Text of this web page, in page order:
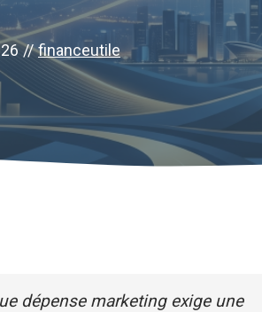
// financeutile
dépense marketing exige une